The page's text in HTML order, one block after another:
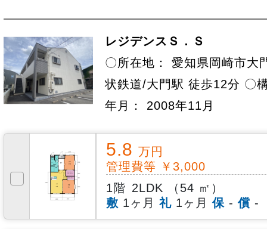
レジデンスＳ．Ｓ
〇所在地： 愛知県岡崎市大
状鉄道/大門駅 徒歩12分 〇
年月： 2008年11月
5.8万円
管理費等 ￥3,000
1階 2LDK （54 ㎡）
敷 1ヶ月 礼 1ヶ月 保 - 償 -